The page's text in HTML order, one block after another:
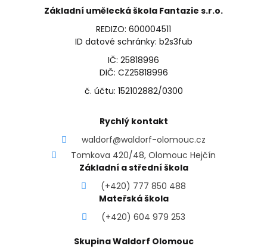
Základní umělecká škola Fantazie s.r.o.
REDIZO: 600004511
ID datové schránky: b2s3fub
IČ: 25818996
DIČ: CZ25818996
č. účtu: 152102882/0300
Rychlý kontakt
waldorf@waldorf-olomouc.cz
Tomkova 420/48, Olomouc Hejčín
Základní a střední škola
(+420) 777 850 488
Mateřská škola
(+420) 604 979 253
Skupina Waldorf Olomouc